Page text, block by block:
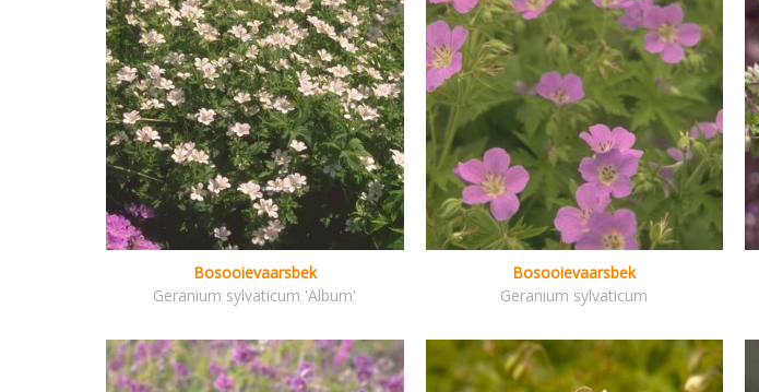
Bosooievaarsbek
Geranium sylvaticum 'Album'
Bosooievaarsbek
Geranium sylvaticum